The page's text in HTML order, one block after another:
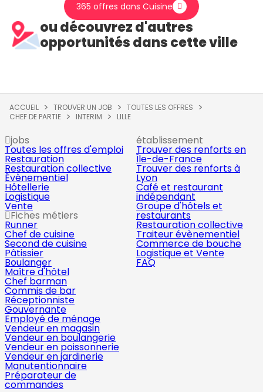
365 offres dans Cuisine
ou découvrez d'autres
opportunités dans cette ville
ACCUEIL TROUVER UN JOB
TOUTES LES OFFRES
CHEF DE PARTIE
INTERIM LILLE
jobs
Toutes les offres d'emploi
Restauration
Restauration collective
Évènementiel
Hôtellerie
Logistique
Vente
Fiches métiers
Runner
Chef de cuisine
Second de cuisine
Pâtissier
Boulanger
Maître d'hôtel
Chef barman
Commis de bar
Réceptionniste
Gouvernante
Employé de ménage
Vendeur en magasin
Vendeur en boulangerie
Vendeur en poissonnerie
Vendeur en jardinerie
Manutentionnaire
Préparateur de
commandes
établissement
Trouver des renforts en
Île-de-France
Trouver des renforts à
Lyon
Café et restaurant
indépendant
Groupe d'hôtels et
restaurants
Restauration collective
Traiteur évènementiel
Commerce de bouche
Logistique et Vente
FAQ